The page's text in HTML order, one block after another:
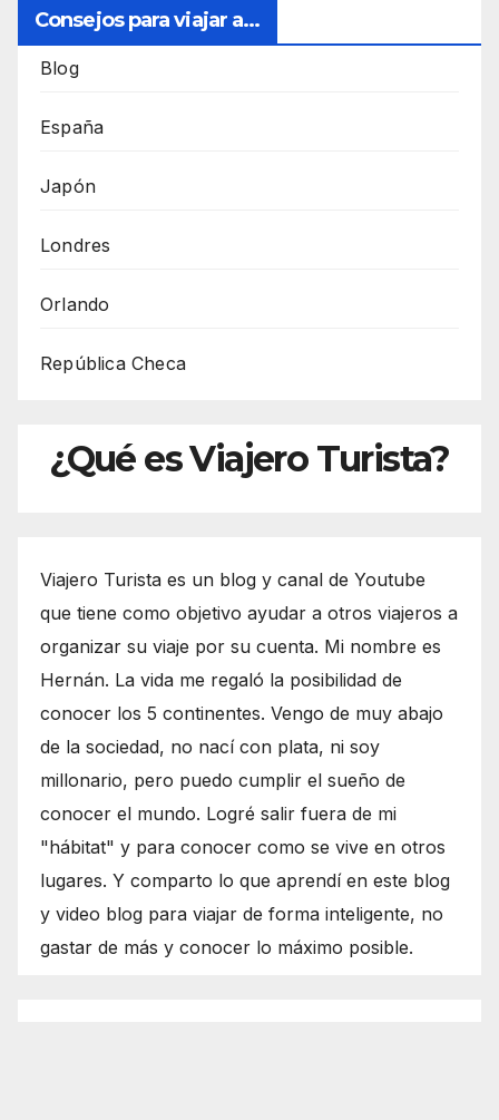
Consejos para viajar a...
Blog
España
Japón
Londres
Orlando
República Checa
¿Qué es Viajero Turista?
Viajero Turista es un blog y canal de Youtube
que tiene como objetivo ayudar a otros viajeros a
organizar su viaje por su cuenta. Mi nombre es
Hernán. La vida me regaló la posibilidad de
conocer los 5 continentes. Vengo de muy abajo
de la sociedad, no nací con plata, ni soy
millonario, pero puedo cumplir el sueño de
conocer el mundo. Logré salir fuera de mi
"hábitat" y para conocer como se vive en otros
lugares. Y comparto lo que aprendí en este blog
y video blog para viajar de forma inteligente, no
gastar de más y conocer lo máximo posible.